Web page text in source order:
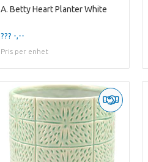
A. Betty Heart Planter White
??? -,--
Pris per enhet